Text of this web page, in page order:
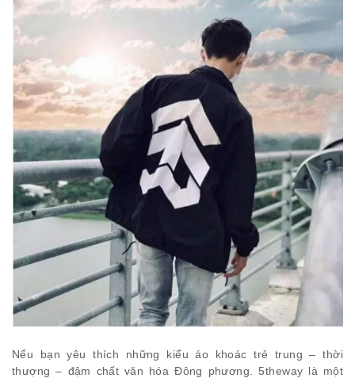
Nếu bạn yêu thích những kiểu áo khoác trẻ trung – thời
thượng – đậm chất văn hóa Đông phương. 5theway là một